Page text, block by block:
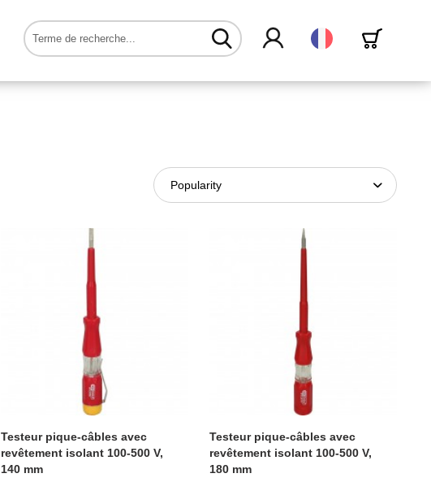
Français
Testeur pique-câbles avec
revêtement isolant 100-500 V,
140 mm
Testeur pique-câbles avec
revêtement isolant 100-500 V,
180 mm